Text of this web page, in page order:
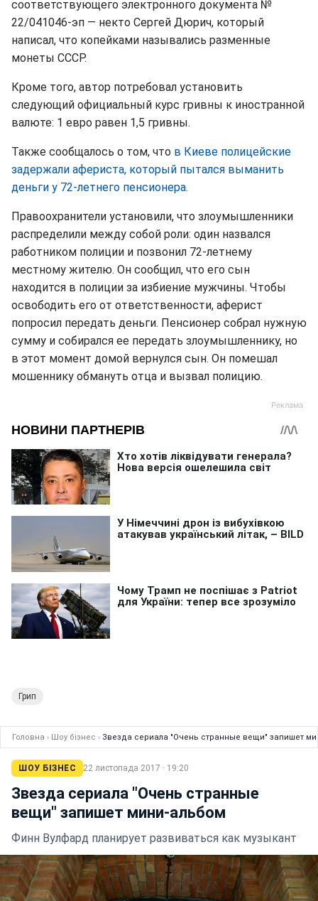
соответствующего электронного документа №
22/041046-эп — некто Сергей Дюрич, который
написал, что копейками назывались разменные
монеты СССР.
Кроме того, автор потребовал установить
следующий официальный курс гривны к иностранной
валюте: 1 евро равен 1,5 гривны.
Также сообщалось о том, что в Киеве полицейские
задержали афериста, который пытался выманить
деньги у 72-летнего пенсионера.
Правоохранители установили, что злоумышленники
распределили между собой роли: один назвался
работником полиции и позвонил 72-летнему
местному жителю. Он сообщил, что его сын
находится в полиции за избиение мужчины. Чтобы
освободить его от ответственности, аферист
попросил передать деньги. Пенсионер собрал нужную
сумму и собирался ее передать злоумышленнику, но
в этот момент домой вернулся сын. Он помешал
мошеннику обмануть отца и вызвал полицию.
Грип
Головна › Шоу бізнес › Звезда сериала "Очень странные вещи" запишет
ШОУ БІЗНЕС 22 листопада 2017 · 19:20
Звезда сериала "Очень странные
вещи" запишет мини-альбом
Финн Вулфард планирует развиваться как музыкант